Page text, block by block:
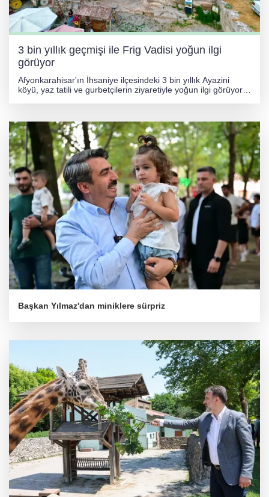
3 bin yıllık geçmişi ile Frig Vadisi yoğun ilgi
görüyor
Afyonkarahisar'ın İhsaniye ilçesindeki 3 bin yıllık Ayazini
köyü, yaz tatili ve gurbetçilerin ziyaretiyle yoğun ilgi görüyor.
Başkan Yılmaz'dan miniklere sürpriz